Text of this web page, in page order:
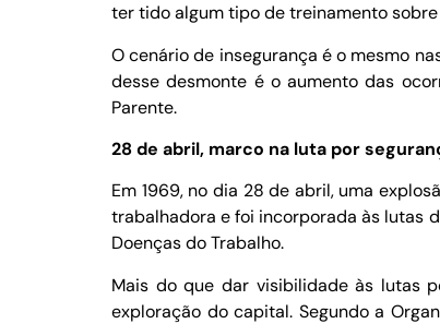
ter tido algum tipo de treinamento
O cenário de insegurança é o mesmo
desse desmonte é o aumento das
Parente.
28 de abril, marco na luta por
Em 1969, no dia 28 de abril, uma
trabalhadora e foi incorporada às lutas
Doenças do Trabalho.
Mais do que dar visibilidade às lutas
exploração do capital. Segundo a